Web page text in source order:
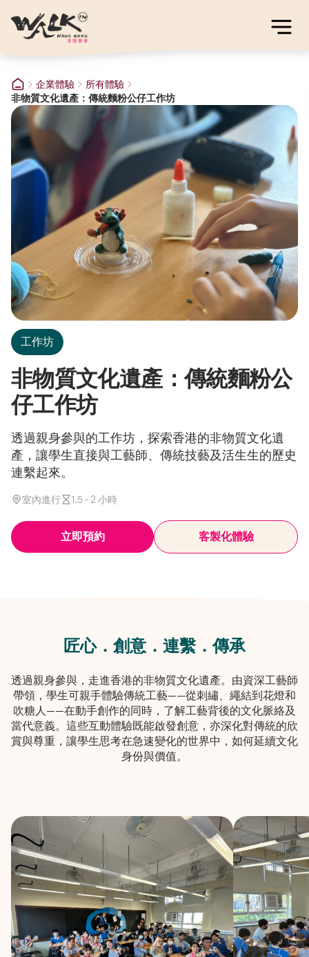
企業體驗
所有體驗
非物質文化遺產：傳統麵粉公仔工作坊
工作坊
非物質文化遺產：傳統麵粉公
仔工作坊
透過親身參與的工作坊，探索香港的非物質文化遺
產，讓學生直接與工藝師、傳統技藝及活生生的歷史
連繫起來。
室內進行 1.5 - 2 小時
立即預約 客製化體驗
匠心．創意．連繫．傳承
透過親身參與，走進香港的非物質文化遺產。由資深工藝師
帶領，學生可親手體驗傳統工藝——從刺繡、繩結到花燈和
吹糖人——在動手創作的同時，了解工藝背後的文化脈絡及
當代意義。這些互動體驗既能啟發創意，亦深化對傳統的欣
賞與尊重，讓學生思考在急速變化的世界中，如何延續文化
身份與價值。